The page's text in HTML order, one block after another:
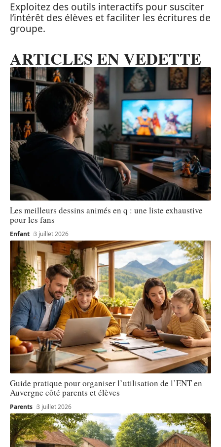
Exploitez des outils interactifs pour susciter
l’intérêt des élèves et faciliter les écritures de
groupe.
ARTICLES EN VEDETTE
Les meilleurs dessins animés en q : une liste exhaustive
pour les fans
Enfant 3 juillet 2026
Guide pratique pour organiser l’utilisation de l’ENT en
Auvergne côté parents et élèves
Parents 3 juillet 2026